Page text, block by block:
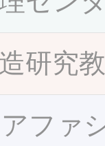
研究
ファ